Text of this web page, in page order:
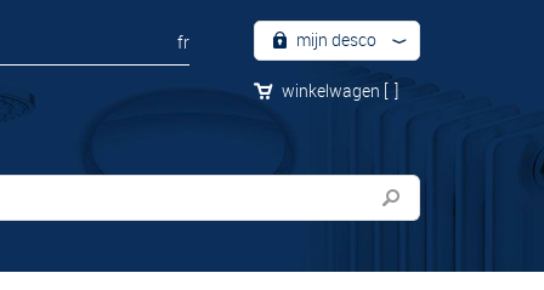
fr mijn desco
winkelwagen [ ]